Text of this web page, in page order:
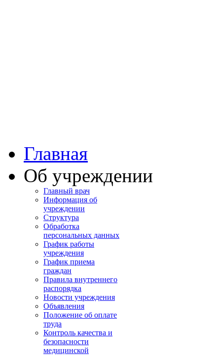
Главная
Об учреждении
Главный врач
Информация об
учреждении
Структура
Обработка
персональных данных
График работы
учреждения
График приема
граждан
Правила внутреннего
распорядка
Новости учреждения
Объявления
Положение об оплате
труда
Контроль качества и
безопасности
медицинской